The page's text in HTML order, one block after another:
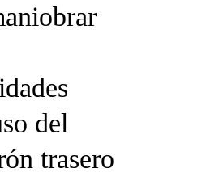
del
trasero